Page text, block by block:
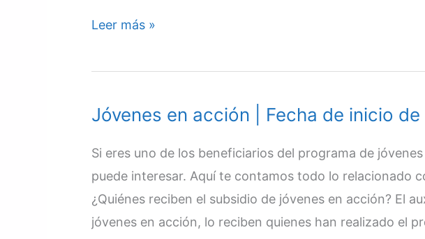
Jóvenes
acción
Pagos
diciembre
|
28
de
Leer más »
Jóvenes en acción | Fecha de inicio
Si eres uno de los beneficiarios del programa de
puede interesar. Aquí te contamos todo lo relacionado
¿Quiénes reciben el subsidio de jóvenes en acción? El
jóvenes en acción, lo reciben quienes han realizado el